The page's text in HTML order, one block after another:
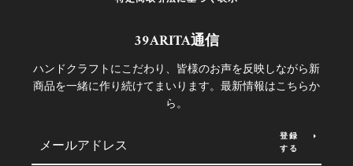
39ARITA通信
ハンドクラフトにこだわり、皆様のお声を反映しながら新
商品を一緒に作り続けてまいります。最新情報はこちらか
ら。
登録
する